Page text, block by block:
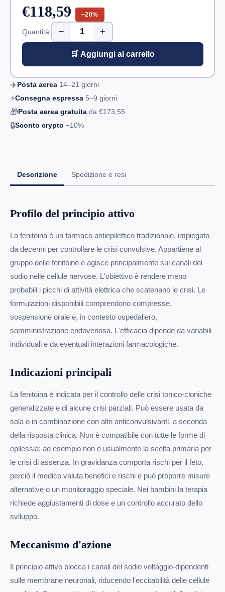
€118,59 −20%
Quantità: − +
🛒 Aggiungi al carrello
✈️Posta aerea 14–21 giorni
⚡Consegna espressa 5–9 giorni
🎁Posta aerea gratuita da €173,55
🔒Sconto crypto −10%
Descrizione Spedizione e resi
Profilo del principio attivo
La fenitoina è un farmaco antiepilettico tradizionale, impiegato
da decenni per controllare le crisi convulsive. Appartiene al
gruppo delle fenitoine e agisce principalmente sui canali del
sodio nelle cellule nervose. L'obiettivo è rendere meno
probabili i picchi di attività elettrica che scatenano le crisi. Le
formulazioni disponibili comprendono compresse,
sospensione orale e, in contesto ospedaliero,
somministrazione endovenosa. L'efficacia dipende da variabili
individuali e da eventuali interazioni farmacologiche.
Indicazioni principali
La fenitoina è indicata per il controllo delle crisi tonico-cloniche
generalizzate e di alcune crisi parziali. Può essere usata da
sola o in combinazione con altri anticonvulsivanti, a seconda
della risposta clinica. Non è compatibile con tutte le forme di
epilessia; ad esempio non è usualmente la scelta primaria per
le crisi di assenza. In gravidanza comporta rischi per il feto,
perciò il medico valuta benefici e rischi e può proporre misure
alternative o un monitoraggio speciale. Nei bambini la terapia
richiede aggiustamenti di dose e un controllo accurato dello
sviluppo.
Meccanismo d'azione
Il principio attivo blocca i canali del sodio voltaggio-dipendenti
sulle membrane neuronali, riducendo l'eccitabilità delle cellule